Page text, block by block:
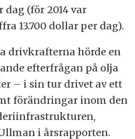
dag (för 2014 var
13.700 dollar per dag).
drivkrafterna hörde en
efterfrågan på olja
– i sin tur drivet av ett
förändringar inom den
i årsrapporten.